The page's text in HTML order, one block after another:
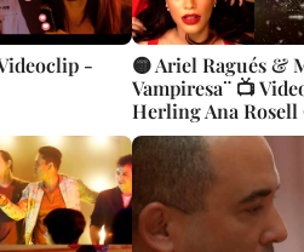
-
🟡 Ariel Ragués &
Vampiresa¨ 📺
Herling Ana Rosell